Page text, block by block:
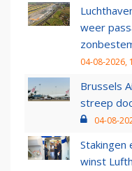
weer
04-08-2026,
Brussels
streep
04-08-
Stakingen
winst